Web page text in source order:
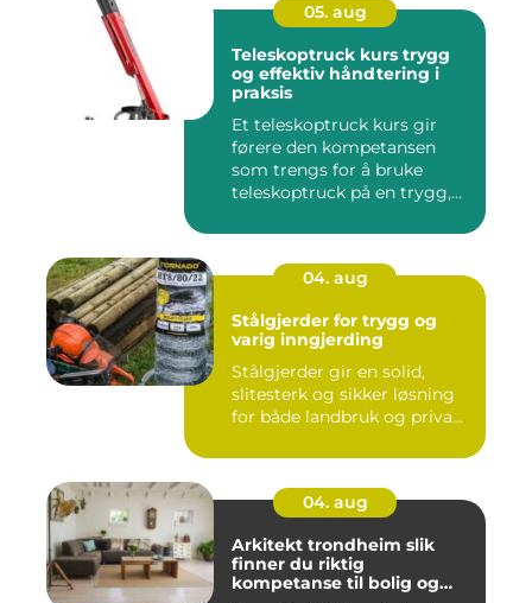
05. aug
Teleskoptruck kurs trygg
og effektiv håndtering i
praksis
Et teleskoptruck kurs gir
førere den kompetansen
som trengs for å bruke
teleskoptruck på en trygg,
04. aug
Stålgjerder for trygg og
varig inngjerding
Stålgjerder gir en solid,
slitesterk og sikker løsning
for både landbruk og priva...
04. aug
Arkitekt trondheim slik
finner du riktig
kompetanse til bolig og